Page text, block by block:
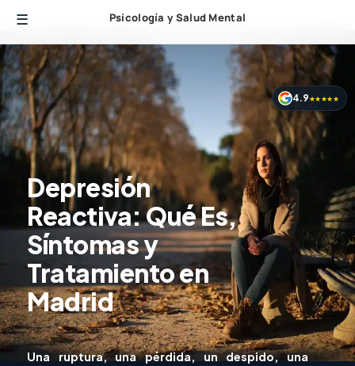
Psicología y Salud Mental
Depresión
Reactiva: Qué Es,
Síntomas y
Tratamiento en
Madrid
Una ruptura, una pérdida, un despido, una
4.9★★★★★